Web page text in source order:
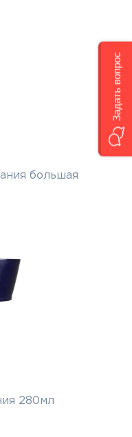
большая
280мл
Задать вопрос